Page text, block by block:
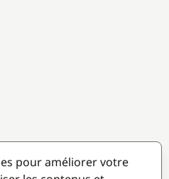
pour améliorer votre